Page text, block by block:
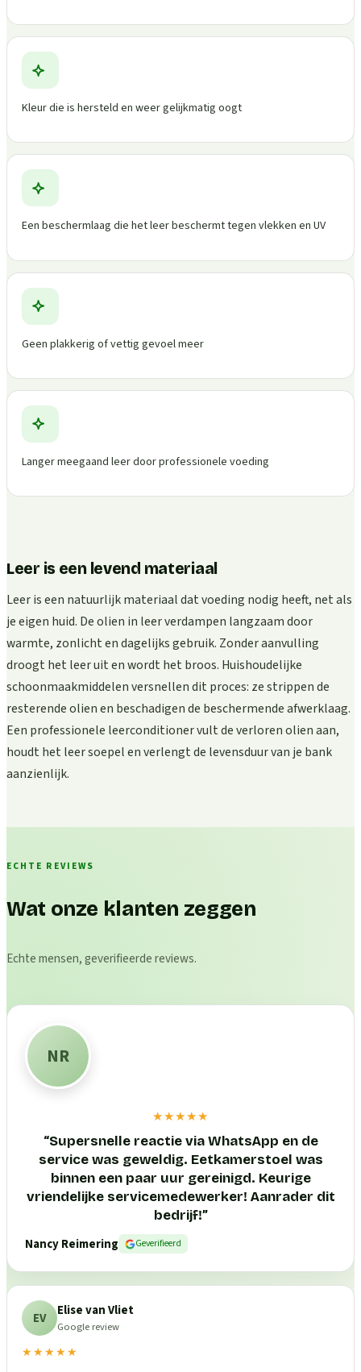
Kleur die is hersteld en weer gelijkmatig oogt
Een beschermlaag die het leer beschermt tegen vlekken en UV
Geen plakkerig of vettig gevoel meer
Langer meegaand leer door professionele voeding
Leer is een levend materiaal
Leer is een natuurlijk materiaal dat voeding nodig heeft, net als
je eigen huid. De olien in leer verdampen langzaam door
warmte, zonlicht en dagelijks gebruik. Zonder aanvulling
droogt het leer uit en wordt het broos. Huishoudelijke
schoonmaakmiddelen versnellen dit proces: ze strippen de
resterende olien en beschadigen de beschermende afwerklaag.
Een professionele leerconditioner vult de verloren olien aan,
houdt het leer soepel en verlengt de levensduur van je bank
aanzienlijk.
ECHTE REVIEWS
Wat onze klanten zeggen
Echte mensen, geverifieerde reviews.
NR
★★★★★
“Supersnelle reactie via WhatsApp en de
service was geweldig. Eetkamerstoel was
binnen een paar uur gereinigd. Keurige
vriendelijke servicemedewerker! Aanrader dit
bedrijf!”
Nancy Reimering
Geverifieerd
EV Elise van Vliet
Google review
★★★★★